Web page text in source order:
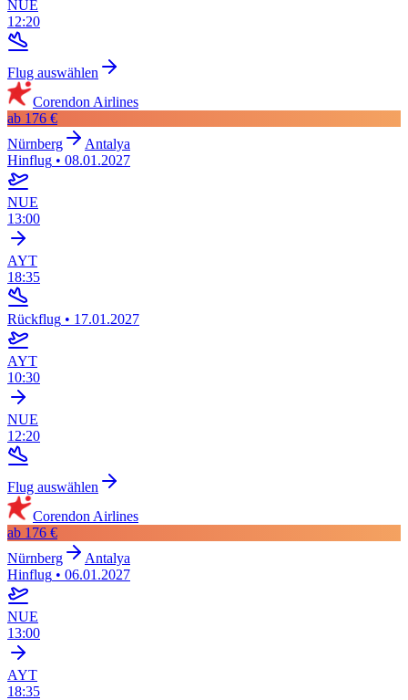
NUE
12:20
Flug auswählen
Corendon Airlines
ab 176 €
Nürnberg
Antalya
Hinflug • 08.01.2027
NUE
13:00
AYT
18:35
Rückflug • 17.01.2027
AYT
10:30
NUE
12:20
Flug auswählen
Corendon Airlines
ab 176 €
Nürnberg
Antalya
Hinflug • 06.01.2027
NUE
13:00
AYT
18:35